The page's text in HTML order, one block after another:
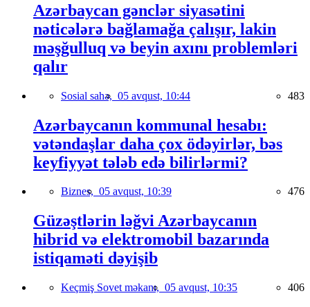
Azərbaycan gənclər siyasətini
nəticələrə bağlamağa çalışır, lakin
məşğulluq və beyin axını problemləri
qalır
Sosial sahə, 05 avqust, 10:44 483
Azərbaycanın kommunal hesabı:
vətəndaşlar daha çox ödəyirlər, bəs
keyfiyyət tələb edə bilirlərmi?
Biznes, 05 avqust, 10:39 476
Güzəştlərin ləğvi Azərbaycanın
hibrid və elektromobil bazarında
istiqaməti dəyişib
Keçmiş Sovet məkanı, 05 avqust, 10:35 406